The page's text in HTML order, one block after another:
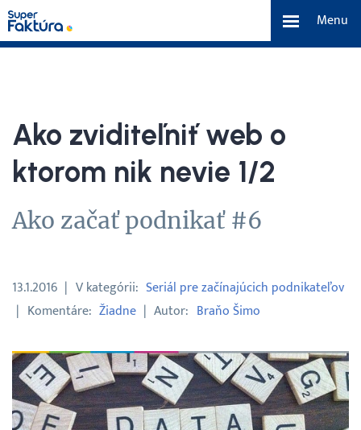
Menu
Benefity
Cenník
Tím a náš príbeh
Kontakt a média
Webináre
Ako zviditeľniť web o
ktorom nik nevie 1/2
Ako začať podnikať #6
13.1.2016 V kategórii Seriál pre začínajúcich podnikateľov
Komentáre Žiadne Autor Braňo Šimo